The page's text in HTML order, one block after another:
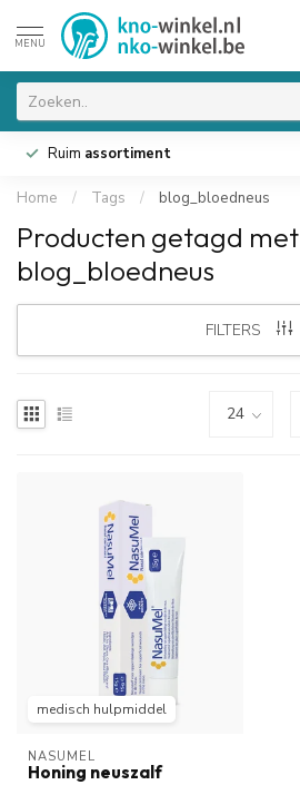
MENU
Ruim assortiment
Home / Tags / blog_bloedneus
Producten getagd met
blog_bloedneus
FILTERS
medisch hulpmiddel
NASUMEL
Honing neuszalf